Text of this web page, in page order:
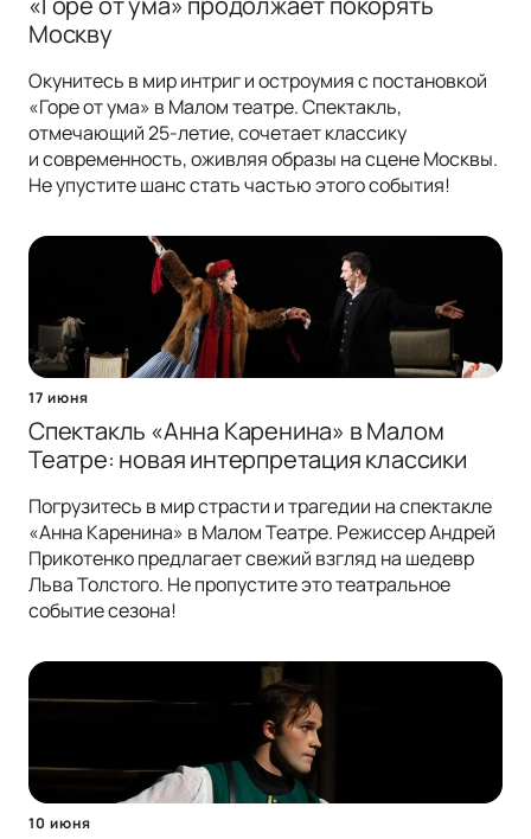
Москву
Окунитесь в мир интриг и остроумия с постановкой
«Горе от ума» в Малом театре. Спектакль,
отмечающий 25-летие, сочетает классику
и современность, оживляя образы на сцене Москвы.
Не упустите шанс стать частью этого события!
17 июня
Спектакль «Анна Каренина» в Малом
Театре: новая интерпретация классики
Погрузитесь в мир страсти и трагедии на спектакле
«Анна Каренина» в Малом Театре. Режиссер Андрей
Прикотенко предлагает свежий взгляд на шедевр
Льва Толстого. Не пропустите это театральное
событие сезона!
10 июня